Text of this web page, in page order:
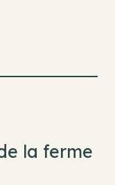
la ferme